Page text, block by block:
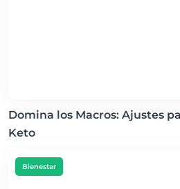
Domina los Macros: Ajustes
Keto
Bienestar